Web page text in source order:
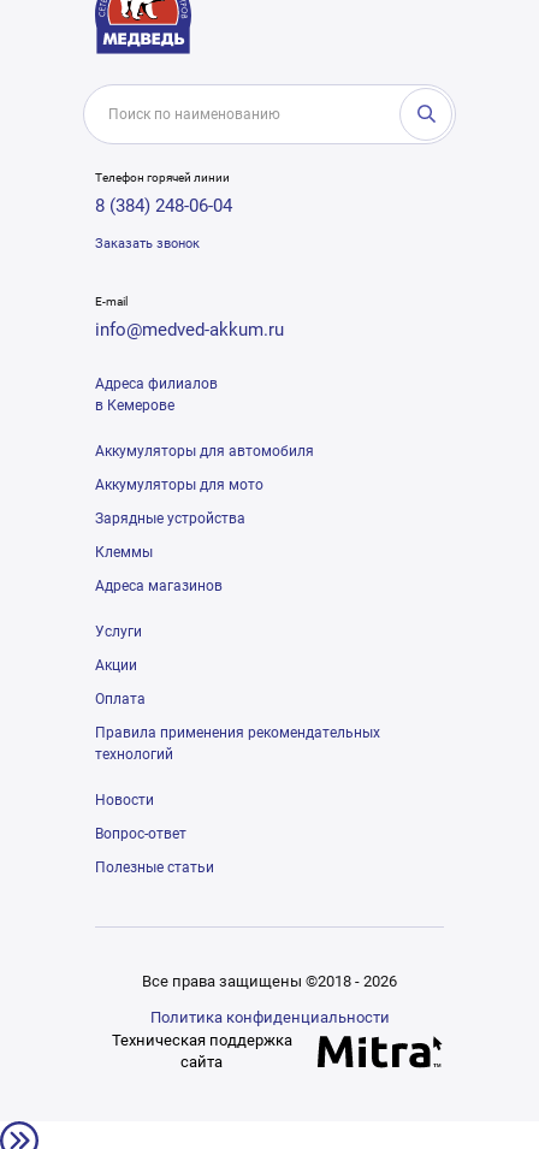
Телефон горячей линии
8 (384) 248-06-04
Заказать звонок
E-mail
info@medved-akkum.ru
Адреса филиалов
в Кемерове
Аккумуляторы для автомобиля
Аккумуляторы для мото
Зарядные устройства
Клеммы
Адреса магазинов
Услуги
Акции
Оплата
Правила применения рекомендательных
технологий
Новости
Вопрос-ответ
Полезные статьи
Все права защищены ©2018 - 2026
Политика конфиденциальности
Техническая поддержка
сайта